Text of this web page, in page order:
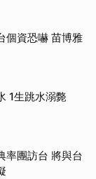
個資恐嚇 苗博雅
1生跳水溺斃
率團訪台 將與台